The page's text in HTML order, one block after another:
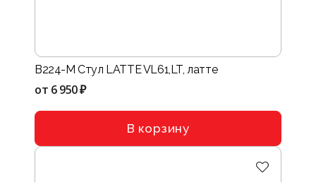
B224-M Стул LATTE VL61,LT, латте
от 6 950 ₽
В корзину